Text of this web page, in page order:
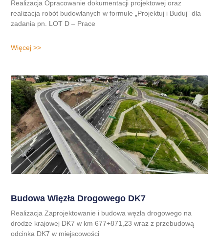
Realizacja Opracowanie dokumentacji projektowej oraz
realizacja robót budowlanych w formule „Projektuj i Buduj” dla
zadania pn. LOT D – Prace
Więcej >>
Budowa Więzła Drogowego DK7
Realizacja Zaprojektowanie i budowa węzła drogowego na
drodze krajowej DK7 w km 677+871,23 wraz z przebudową
odcinka DK7 w miejscowości